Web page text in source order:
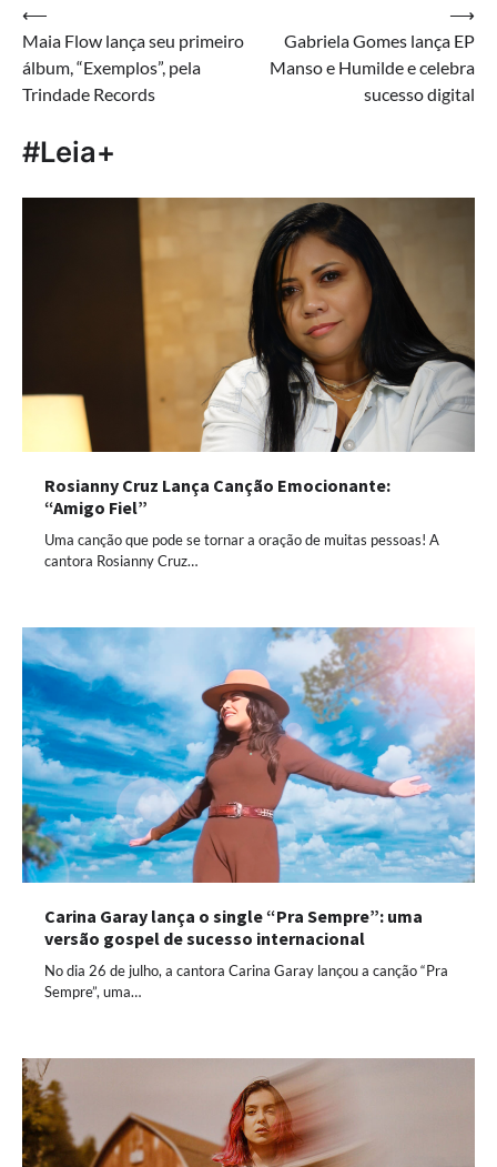
Navegação
de
Post
⟵
Maia Flow lança seu primeiro
álbum, “Exemplos”, pela
Trindade Records
Gabriela Gomes lança EP
Manso e Humilde e celebra
sucesso digital
⟶
#Leia+
Rosianny Cruz Lança Canção Emocionante:
“Amigo Fiel”
Uma canção que pode se tornar a oração de muitas pessoas! A
cantora Rosianny Cruz…
Carina Garay lança o single “Pra Sempre”: uma
versão gospel de sucesso internacional
No dia 26 de julho, a cantora Carina Garay lançou a canção “Pra
Sempre”, uma…